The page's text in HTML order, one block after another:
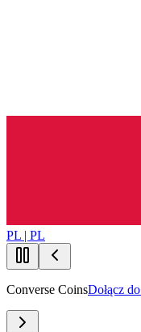
PL | PL
Converse CoinsDołącz